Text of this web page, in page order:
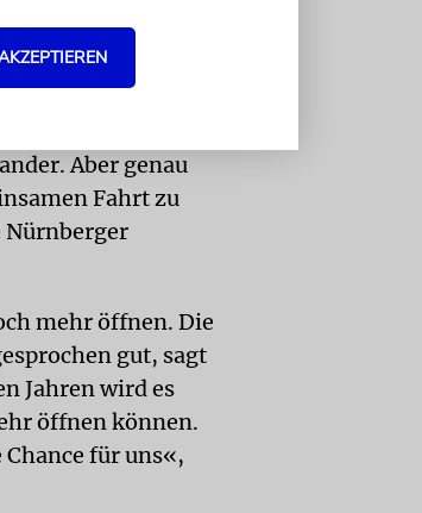
oder einfach
Aber genau
Fahrt zu
Nürnberger
mehr öffnen. Die
gut, sagt
Jahren wird es
öffnen können.
für uns«,